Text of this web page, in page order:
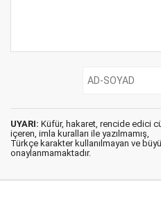
UYARI: Küfür, hakaret, rencide edici
içeren, imla kuralları ile yazılmamış,
Türkçe karakter kullanılmayan ve
onaylanmamaktadır.